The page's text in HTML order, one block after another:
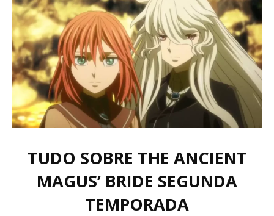
TUDO SOBRE THE ANCIENT
MAGUS’ BRIDE SEGUNDA
TEMPORADA